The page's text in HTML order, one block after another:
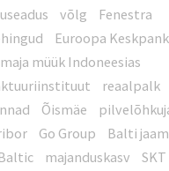
võlg
Fenestra
Euroopa Keskpank
maja müük Indoneesias
reaalpalk
Õismäe
Go Group
Balti jaam
majanduskasv
SKT